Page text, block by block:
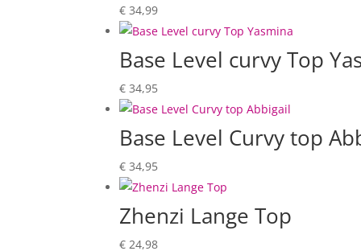
€ 34,99
Base Level curvy Top
€ 34,95
Base Level Curvy top
€ 34,95
Zhenzi Lange Top
€ 24,98